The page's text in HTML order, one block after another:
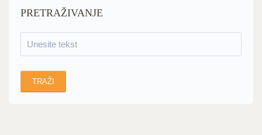
PRETRAŽIVANJE